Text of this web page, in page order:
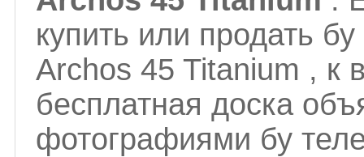
купить или продать
Archos 45 Titanium , к
бесплатная доска
фотографиями бу